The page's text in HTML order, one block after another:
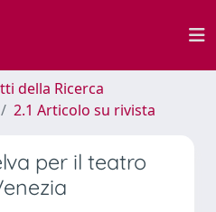
della Ricerca
2.1 Articolo su rivista
per il teatro